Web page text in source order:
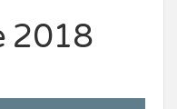
2018